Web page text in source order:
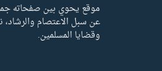
موقع يحوي بين صفحاته
عن سبل الاعتصام والرشاد،
وقضايا المسلمين.